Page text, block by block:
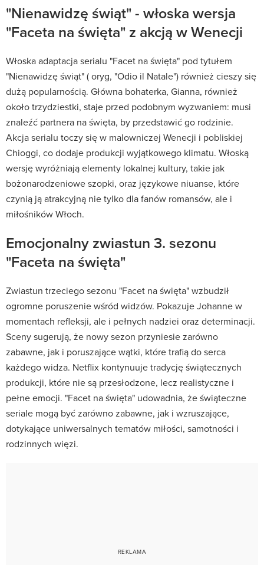
"Nienawidzę świąt" - włoska wersja
"Faceta na święta" z akcją w Wenecji
Włoska adaptacja serialu "Facet na święta" pod tytułem
"Nienawidzę świąt" ( oryg, "Odio il Natale") również cieszy się
dużą popularnością. Główna bohaterka, Gianna, również
około trzydziestki, staje przed podobnym wyzwaniem: musi
znaleźć partnera na święta, by przedstawić go rodzinie.
Akcja serialu toczy się w malowniczej Wenecji i pobliskiej
Chioggi, co dodaje produkcji wyjątkowego klimatu. Włoską
wersję wyróżniają elementy lokalnej kultury, takie jak
bożonarodzeniowe szopki, oraz językowe niuanse, które
czynią ją atrakcyjną nie tylko dla fanów romansów, ale i
miłośników Włoch.
Emocjonalny zwiastun 3. sezonu
"Faceta na święta"
Zwiastun trzeciego sezonu "Facet na święta" wzbudził
ogromne poruszenie wśród widzów. Pokazuje Johanne w
momentach refleksji, ale i pełnych nadziei oraz determinacji.
Sceny sugerują, że nowy sezon przyniesie zarówno
zabawne, jak i poruszające wątki, które trafią do serca
każdego widza. Netflix kontynuuje tradycję świątecznych
produkcji, które nie są przesłodzone, lecz realistyczne i
pełne emocji. "Facet na święta" udowadnia, że świąteczne
seriale mogą być zarówno zabawne, jak i wzruszające,
dotykające uniwersalnych tematów miłości, samotności i
rodzinnych więzi.